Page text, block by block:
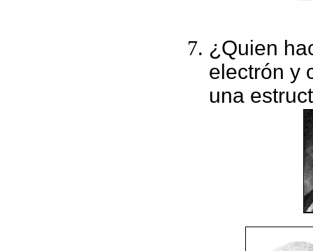
¿Quien
electrón y
una